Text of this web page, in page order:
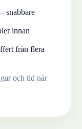
snabbare
innan
från flera
och tid när